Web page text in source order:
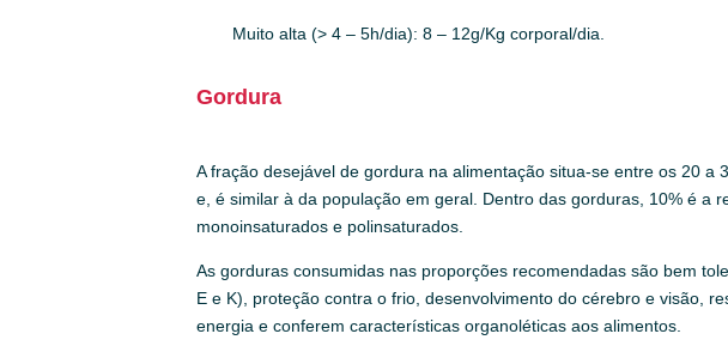
Muito alta (> 4 – 5h/dia): 8 – 12g/Kg corporal/dia.
Gordura
A fração desejável de gordura na alimentação situa-se entre os 20
e, é similar à da população em geral. Dentro das gorduras, 10% é a
monoinsaturados e polinsaturados.
As gorduras consumidas nas proporções recomendadas são bem
E e K), proteção contra o frio, desenvolvimento do cérebro e visão,
energia e conferem características organoléticas aos alimentos.